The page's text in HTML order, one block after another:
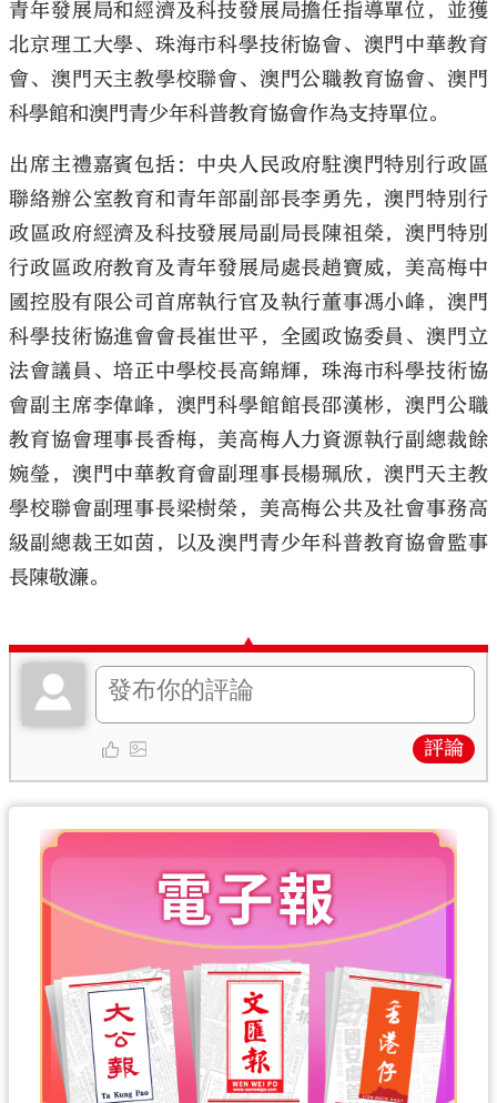
青年發展局和經濟及科技發展局擔任指導單位，並獲
北京理工大學、珠海市科學技術協會、澳門中華教育
會、澳門天主教學校聯會、澳門公職教育協會、澳門
科學館和澳門青少年科普教育協會作為支持單位。
出席主禮嘉賓包括：中央人民政府駐澳門特別行政區
聯絡辦公室教育和青年部副部長李勇先，澳門特別行
政區政府經濟及科技發展局副局長陳祖榮，澳門特別
行政區政府教育及青年發展局處長趙寶威，美高梅中
國控股有限公司首席執行官及執行董事馮小峰，澳門
科學技術協進會會長崔世平，全國政協委員、澳門立
法會議員、培正中學校長高錦輝，珠海市科學技術協
會副主席李偉峰，澳門科學館館長邵漢彬，澳門公職
教育協會理事長香梅，美高梅人力資源執行副總裁餘
婉瑩，澳門中華教育會副理事長楊珮欣，澳門天主教
學校聯會副理事長梁樹榮，美高梅公共及社會事務高
級副總裁王如茵，以及澳門青少年科普教育協會監事
長陳敬濂。
評論